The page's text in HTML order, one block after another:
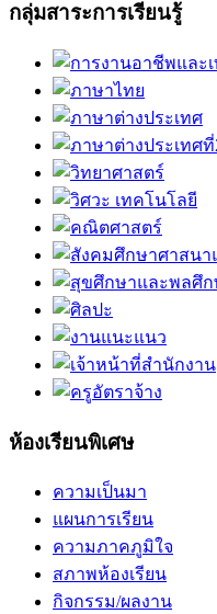
กลุ่มสาระการเรียนรู้
ห้องเรียนพิเศษ
ความเป็นมา
แผนการเรียน
ความภาคภูมิใจ
สภาพห้องเรียน
กิจกรรม/ผลงาน